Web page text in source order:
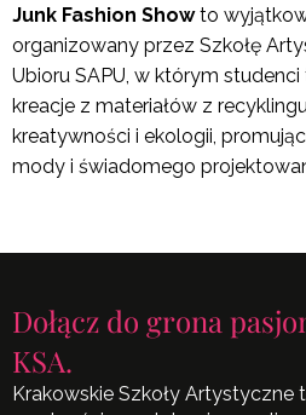
Junk Fashion Showto
organizowany przez Szkołę
Ubioru SAPU, w którym
kreacje z materiałów z
kreatywności i ekologii,
mody i świadomego
Dołącz do grona
KSA.
Krakowskie Szkoły Artystyczne